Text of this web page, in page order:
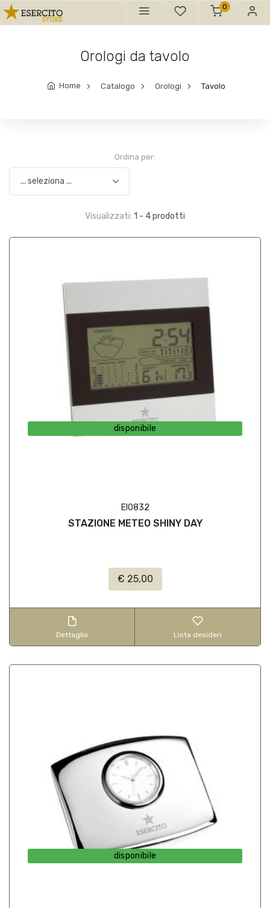
0
Orologi da tavolo
Home Catalogo Orologi Tavolo
Ordina per:
Visualizzati: 1 - 4 prodotti
disponibile
EI0832
STAZIONE METEO SHINY DAY
€ 25,00
Dettaglio Lista desideri
disponibile